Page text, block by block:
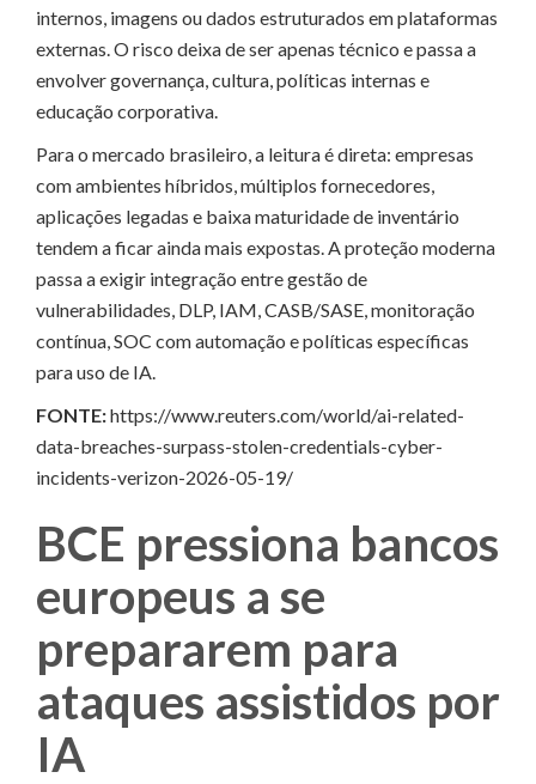
internos, imagens ou dados estruturados em plataformas
externas. O risco deixa de ser apenas técnico e passa a
envolver governança, cultura, políticas internas e
educação corporativa.
Para o mercado brasileiro, a leitura é direta: empresas
com ambientes híbridos, múltiplos fornecedores,
aplicações legadas e baixa maturidade de inventário
tendem a ficar ainda mais expostas. A proteção moderna
passa a exigir integração entre gestão de
vulnerabilidades, DLP, IAM, CASB/SASE, monitoração
contínua, SOC com automação e políticas específicas
para uso de IA.
FONTE:https://www.reuters.com/world/ai-related-
data-breaches-surpass-stolen-credentials-cyber-
incidents-verizon-2026-05-19/
BCE pressiona bancos
europeus a se
prepararem para
ataques assistidos por
IA